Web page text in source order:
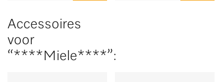
Accessoires
voor
“****Miele****”: